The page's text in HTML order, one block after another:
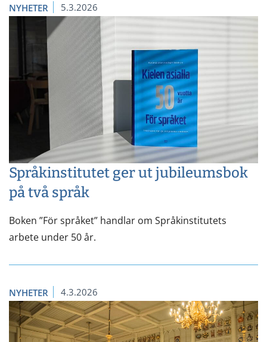
NYHETER 5.3.2026
Språkinstitutet ger ut jubileumsbok
på två språk
Boken ”För språket” handlar om Språkinstitutets
arbete under 50 år.
NYHETER 4.3.2026